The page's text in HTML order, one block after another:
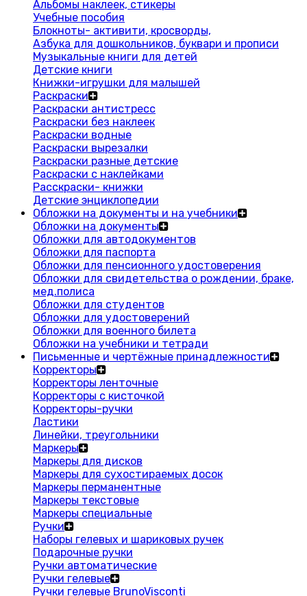
Альбомы наклеек, стикеры
Учебные пособия
Блокноты- активити, кросворды,
Азбука для дошкольников, буквари и прописи
Музыкальные книги для детей
Детские книги
Книжки-игрушки для малышей
Раскраски
Раскраски антистресс
Раскраски без наклеек
Раскраски водные
Раскраски вырезалки
Раскраски разные детские
Раскраски с наклейками
Расскраски- книжки
Детские энциклопедии
Обложки на документы и на учебники
Обложки на документы
Обложки для автодокументов
Обложки для паспорта
Обложки для пенсионного удостоверения
Обложки для свидетельства о рождении, браке,
мед.полиса
Обложки для студентов
Обложки для удостоверений
Обложки для военного билета
Обложки на учебники и тетради
Письменные и чертёжные принадлежности
Корректоры
Корректоры ленточные
Корректоры с кисточкой
Корректоры-ручки
Ластики
Линейки, треугольники
Маркеры
Маркеры для дисков
Маркеры для сухостираемых досок
Маркеры перманентные
Маркеры текстовые
Маркеры специальные
Ручки
Наборы гелевых и шариковых ручек
Подарочные ручки
Ручки автоматические
Ручки гелевые
Ручки гелевые BrunoVisconti